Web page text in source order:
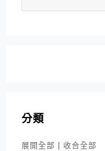
分類
展開全部
收合全部